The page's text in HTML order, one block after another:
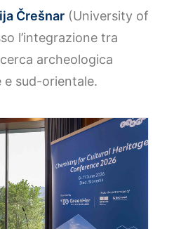
Črešnar (University of
l’integrazione tra
archeologica
e sud-orientale.